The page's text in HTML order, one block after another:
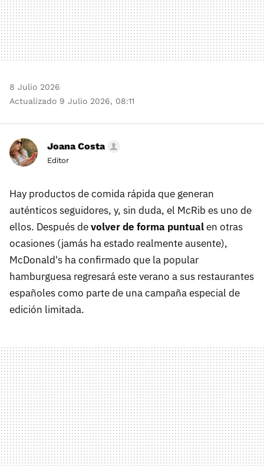
8 Julio 2026
Actualizado 9 Julio 2026, 08:11
Joana Costa
Editor
Hay productos de comida rápida que generan
auténticos seguidores, y, sin duda, el McRib es uno de
ellos. Después devolver de forma puntualen otras
ocasiones (jamás ha estado realmente ausente),
McDonald's ha confirmado que la popular
hamburguesa regresará este verano a sus restaurantes
españoles como parte de una campaña especial de
edición limitada.